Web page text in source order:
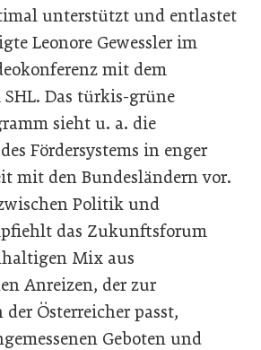
unterstützt und entlastet
Leonore Gewessler im
mit dem
Das türkis-grüne
sieht u. a. die
Fördersystems in enger
mit den Bundesländern vor.
Politik und
das Zukunftsforum
Mix aus
Anreizen, der zur
Österreicher passt,
Geboten und